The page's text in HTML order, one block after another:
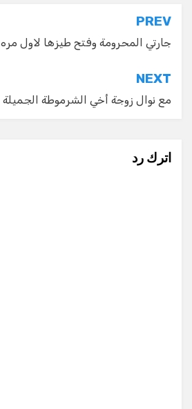
تصفّح
المقالات
PREV
جارتي المحرومة وفتح طيزها لاول مره
NEXT
مع نوال زوجة أخي الشرموطة الجميلة
اترك رد